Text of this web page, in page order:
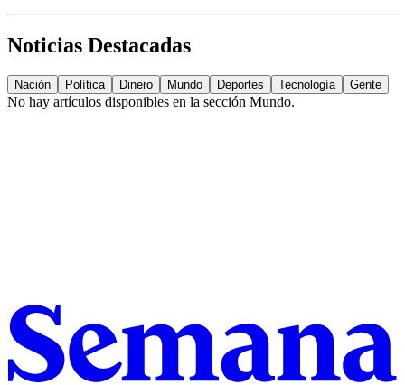
Noticias Destacadas
Nación Política Dinero Mundo Deportes Tecnología Gente
No hay artículos disponibles en la sección Mundo.